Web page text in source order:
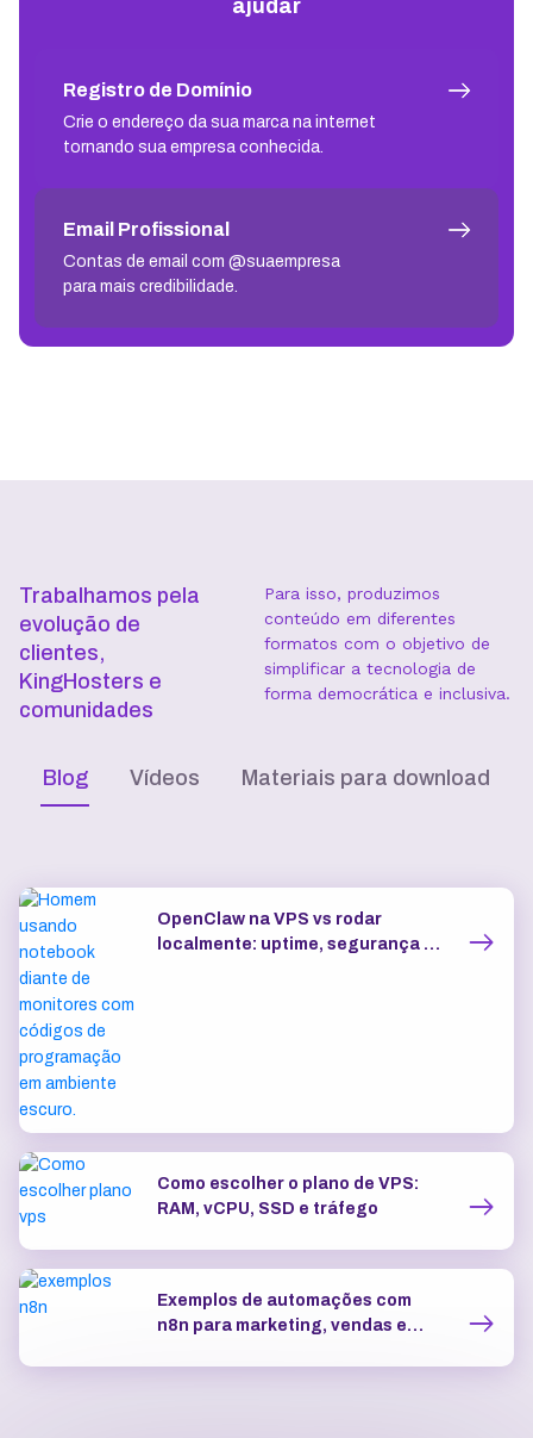
ajudar
Registro de Domínio
Crie o endereço da sua marca na internet
tornando sua empresa conhecida.
Email Profissional
Contas de email com @suaempresa
para mais credibilidade.
Trabalhamos pela
evolução de
clientes,
KingHosters e
comunidades
Para isso, produzimos
conteúdo em diferentes
formatos com o objetivo de
simplificar a tecnologia de
forma democrática e inclusiva.
Blog Vídeos Materiais para download
OpenClaw na VPS vs rodar
localmente: uptime, segurança e
Como escolher o plano de VPS:
RAM, vCPU, SSD e tráfego
Exemplos de automações com
n8n para marketing, vendas e